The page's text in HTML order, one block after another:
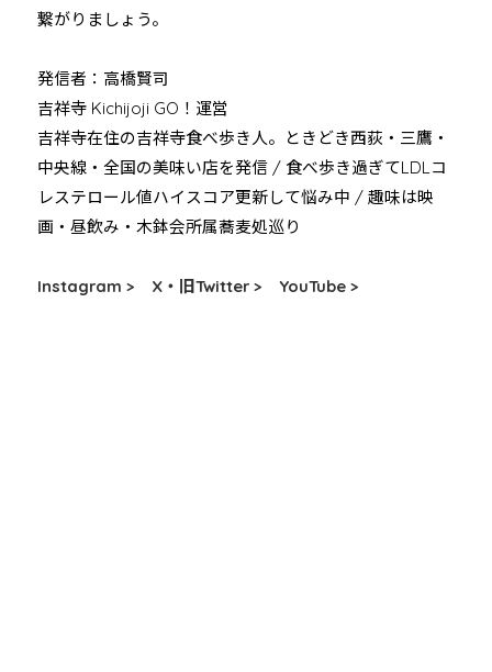
繋がりましょう。
発信者：高橋賢司
吉祥寺 Kichijoji GO！運営
吉祥寺在住の吉祥寺食べ歩き人。ときどき西荻・三鷹・
中央線・全国の美味い店を発信 / 食べ歩き過ぎてLDLコ
レステロール値ハイスコア更新して悩み中 / 趣味は映
画・昼飲み・木鉢会所属蕎麦処巡り
Instagram > X・旧Twitter > YouTube >